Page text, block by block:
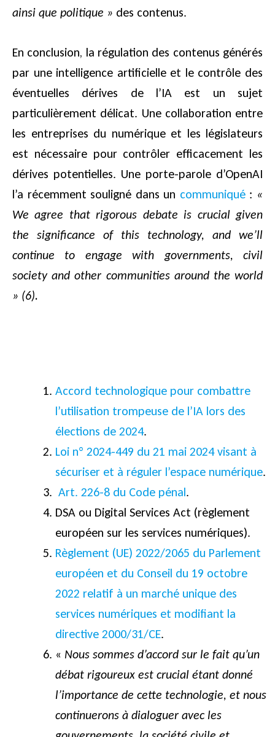
ainsi que politique » des contenus.
En conclusion, la régulation des contenus générés
par une intelligence artificielle et le contrôle des
éventuelles dérives de l’IA est un sujet
particulièrement délicat. Une collaboration entre
les entreprises du numérique et les législateurs
est nécessaire pour contrôler efficacement les
dérives potentielles. Une porte-parole d’OpenAI
l’a récemment souligné dans un communiqué: «
We agree that rigorous debate is crucial given
the significance of this technology, and we’ll
continue to engage with governments, civil
society and other communities around the world
» (6).
Accord technologique pour combattre
l’utilisation trompeuse de l’IA lors des
élections de 2024.
Loi n° 2024-449 du 21 mai 2024 visant à
sécuriser et à réguler l’espace numérique.
Art. 226-8 du Code pénal.
DSA ou Digital Services Act (règlement
européen sur les services numériques).
Règlement (UE) 2022/2065 du Parlement
européen et du Conseil du 19 octobre
2022 relatif à un marché unique des
services numériques et modifiant la
directive 2000/31/CE.
« Nous sommes d’accord sur le fait qu’un
débat rigoureux est crucial étant donné
l’importance de cette technologie, et nous
continuerons à dialoguer avec les